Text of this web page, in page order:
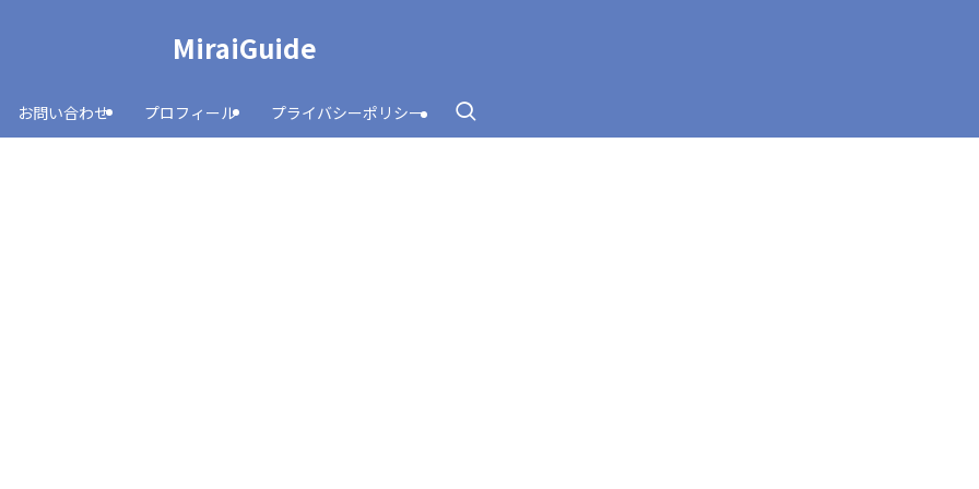
MiraiGuide
お問い合わせ プロフィール プライバシーポリシー